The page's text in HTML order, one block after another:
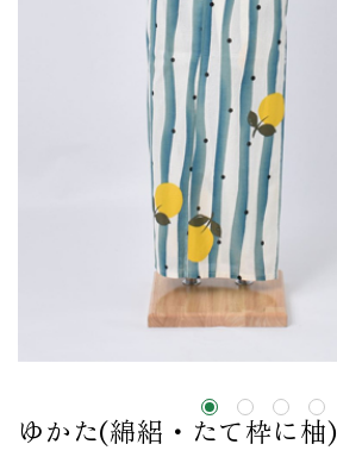
ゆかた(綿絽・たて枠に柚)